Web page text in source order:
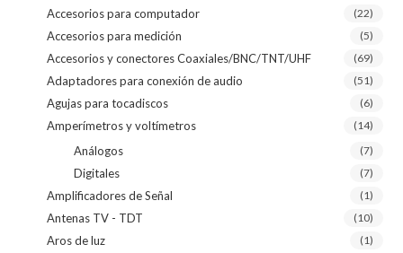
Accesorios para computador (22)
Accesorios para medición (5)
Accesorios y conectores Coaxiales/BNC/TNT/UHF (69)
Adaptadores para conexión de audio (51)
Agujas para tocadiscos (6)
Amperímetros y voltímetros (14)
Análogos (7)
Digitales (7)
Amplificadores de Señal (1)
Antenas TV - TDT (10)
Aros de luz (1)